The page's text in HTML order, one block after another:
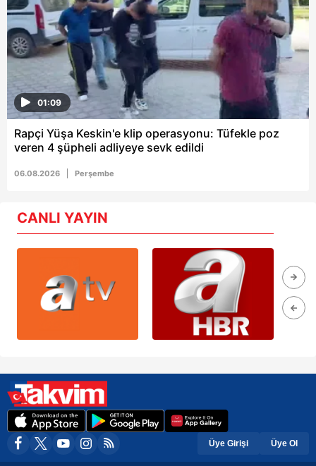
01:09
Rapçi Yüşa Keskin'e klip operasyonu: Tüfekle poz
veren 4 şüpheli adliyeye sevk edildi
06.08.2026 Perşembe
CANLI YAYIN
Üye Girişi Üye Ol